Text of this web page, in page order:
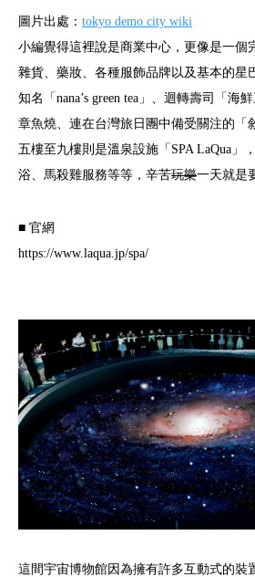
圖片出處： tokyo demo city wiki
小編覺得這裡說是商業中心，更像是一個
雜貨、藥妝、各種服飾品牌以及基本的星
知名「nana’s green tea」、迴轉壽司「海
章魚燒、連在台灣旅日團中備受關注的「
五樓至九樓則是溫泉設施「SPA LaQua」
浴、馬殺雞服務等等，辛苦玩樂一天就是
■ 官網
https://www.laqua.jp/spa/
這間宇宙博物館因為擁有許多互動式的裝